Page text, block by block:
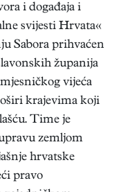
i događaja i
svijesti Hrvata«
Sabora prihvaćen
županija
vijeća
krajevima koji
Time je
zemljom
hrvatske
pravo